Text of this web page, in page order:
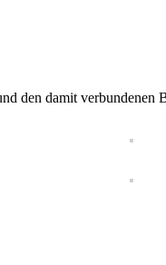
den damit verbundenen